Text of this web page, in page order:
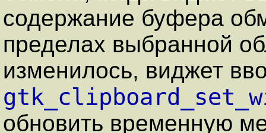
содержание буфера
пределах выбранной
изменилось, виджет
обновить временную